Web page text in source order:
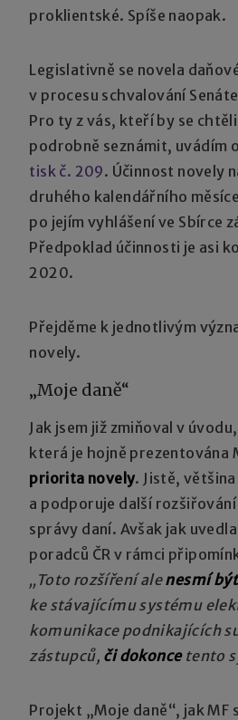
proklientské. Spíše naopak.
Legislativně se novela
v procesu schvalování
Pro ty z vás, kteří by se
podrobně seznámit, uvádím
tisk č. 209. Účinnost novely
druhého kalendářního
po jejím vyhlášení ve Sbírce
Předpoklad účinnosti je asi
2020.
Přejděme k jednotlivým
novely.
„Moje daně“
Jak jsem již zmiňoval v
která je hojně prezentována
priorita novely. Jistě,
a podporuje další
správy daní. Avšak jak
poradců ČR v rámci
„Toto rozšíření alenesmí
ke stávajícímu systému
komunikace podnikajících
zástupců, či dokoncetento
Projekt „Moje daně“, jak MF